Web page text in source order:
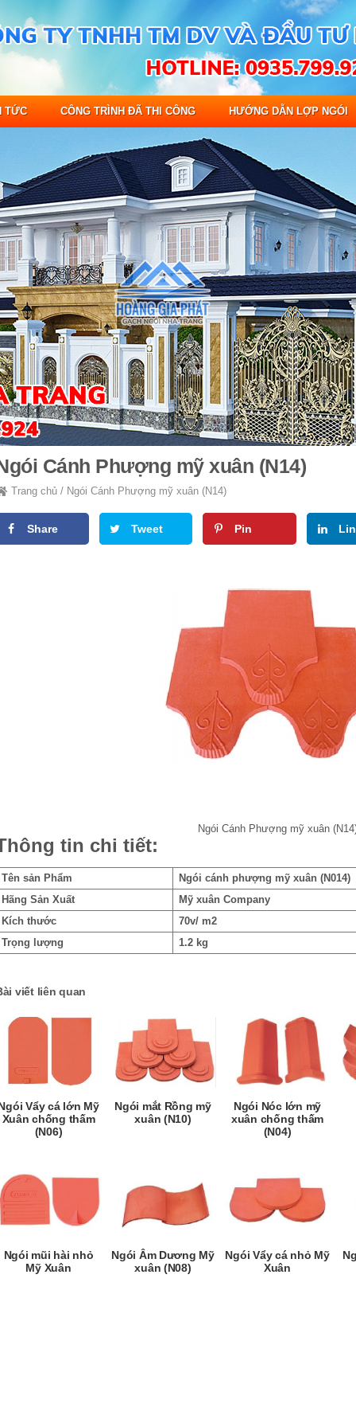
TỨC CÔNG TRÌNH ĐÃ THI CÔNG HƯỚNG DẪN LỢP NGÓI
Cánh Phượng mỹ xuân (N14)
Trang chủ / Ngói Cánh Phượng mỹ xuân (N14)
Share Tweet Pin
Ngói Cánh Phượng mỹ xuân
tin chi tiết:
Tên sản Phẩm
Ngói cánh phượng mỹ xuân (N014)
Hãng Sản Xuất
Mỹ xuân Company
Kích thước
70v/ m2
Trọng lượng
1.2 kg
viết liên quan
Vẩy cá lớn Mỹ
Xuân chống thấm
(N06)
Ngói mắt Rồng mỹ
xuân (N10)
Ngói Nóc lớn mỹ
xuân chống thấm
(N04)
Ngói mũi hài nhỏ
Mỹ Xuân
Ngói Âm Dương Mỹ
xuân (N08)
Ngói Vẩy cá nhỏ Mỹ
Xuân